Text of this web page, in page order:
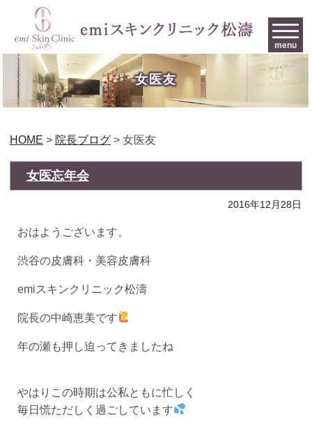
menu
女医友
HOME > 院長ブログ > 女医友
女医忘年会
2016年12月28日
おはようございます。
渋谷の皮膚科・美容皮膚科
emiスキンクリニック松濤
院長の中崎恵美です
年の瀬も押し迫ってきましたね
やはりこの時期は公私ともに忙しく
毎日慌ただしく過ごしています